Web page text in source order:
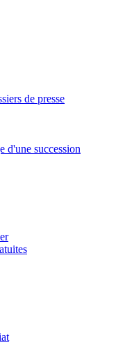
de presse
d'une succession